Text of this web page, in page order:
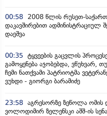
00:58
2008 წლის რუსეთ-
დაკავშირებით ადმინისტრაციულ
დაეშვა
00:35 ტყვეების გაცვლის
გამოყენება აჯობებდა, ვწუხვარ,
ჩემი ნათქვამი პატრიოტმა
ვუხდი - გიორგი ბარამიძე
23:58 აგრესორზე ზეწოლა ომის
ვოლოდიმირ ზელენსკი აშშ-ის